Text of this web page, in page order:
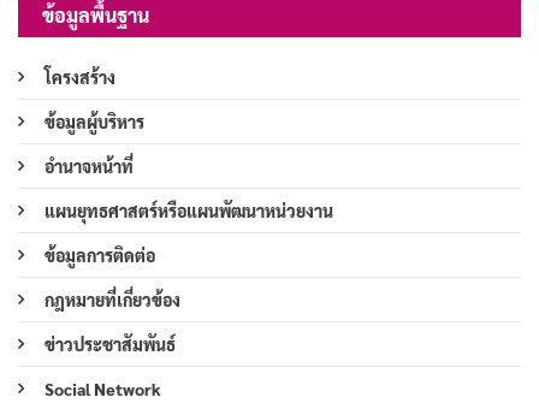
ข้อมูลพื้นฐาน
โครงสร้าง
ข้อมูลผู้บริหาร
อำนาจหน้าที่
แผนยุทธศาสตร์หรือแผนพัฒนาหน่วยงาน
ข้อมูลการติดต่อ
กฎหมายที่เกี่ยวข้อง
ข่าวประชาสัมพันธ์
Social Network